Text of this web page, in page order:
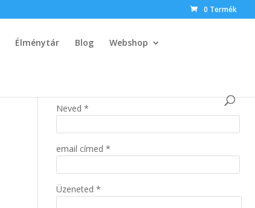
0 Termék
Élménytár Blog Webshop
Neved *
email címed *
Üzeneted *